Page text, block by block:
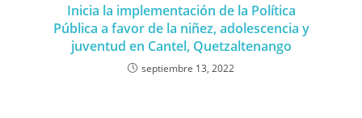
Inicia la implementación de la Política
Pública a favor de la niñez, adolescencia y
juventud en Cantel, Quetzaltenango
septiembre 13, 2022